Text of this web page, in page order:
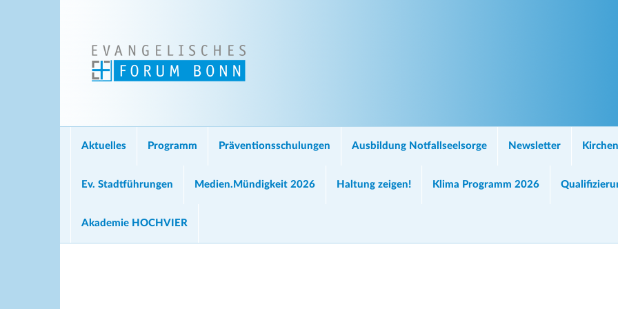
Aktuelles Programm Präventionsschulungen Ausbildung Notfallseelsorge Newsletter
Ev. Stadtführungen Medien.Mündigkeit 2026 Haltung zeigen! Klima Programm 2026
Akademie HOCHVIER